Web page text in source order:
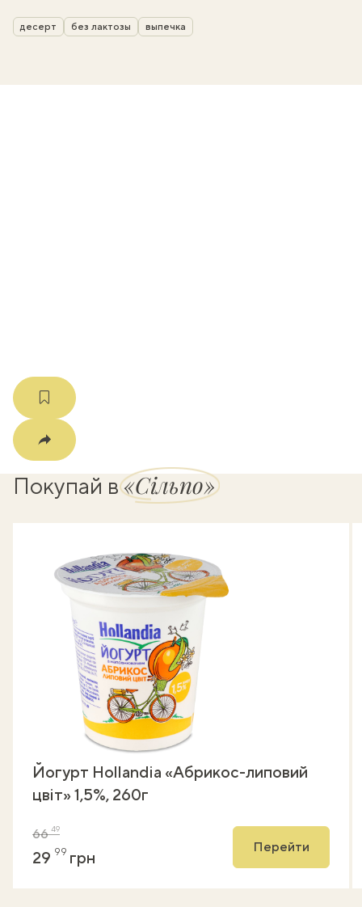
десерт без лактозы выпечка
Покупай в«Сільпо»
Йогурт Hollandia «Абрикос-липовий
цвіт» 1,5%, 260г
6649
29 99 грн
Перейти